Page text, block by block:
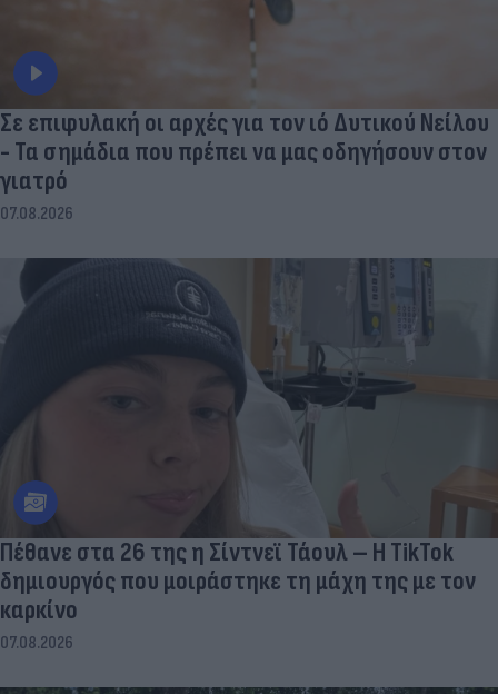
Σε επιφυλακή οι αρχές για τον ιό Δυτικού Νείλου
- Τα σημάδια που πρέπει να μας οδηγήσουν στον
γιατρό
07.08.2026
Πέθανε στα 26 της η Σίντνεϊ Τάουλ – Η TikTok
δημιουργός που μοιράστηκε τη μάχη της με τον
καρκίνο
07.08.2026